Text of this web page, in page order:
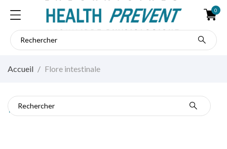
0
Accueil Flore intestinale
Flore intestinale